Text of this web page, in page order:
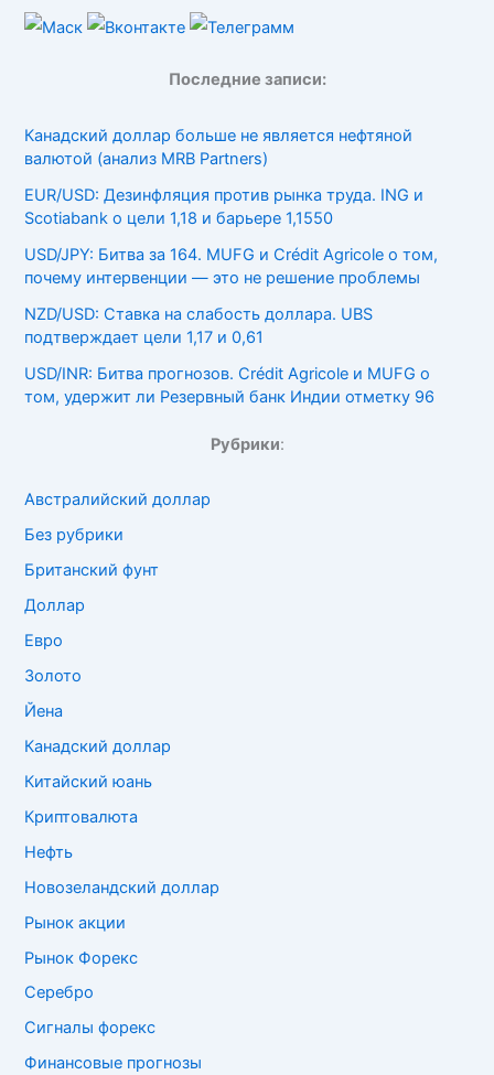
Последние записи:
Канадский доллар больше не является нефтяной
валютой (анализ MRB Partners)
EUR/USD: Дезинфляция против рынка труда. ING и
Scotiabank о цели 1,18 и барьере 1,1550
USD/JPY: Битва за 164. MUFG и Crédit Agricole о том,
почему интервенции — это не решение проблемы
NZD/USD: Ставка на слабость доллара. UBS
подтверждает цели 1,17 и 0,61
USD/INR: Битва прогнозов. Crédit Agricole и MUFG о
том, удержит ли Резервный банк Индии отметку 96
Рубрики:
Австралийский доллар
Без рубрики
Британский фунт
Доллар
Евро
Золото
Йена
Канадский доллар
Китайский юань
Криптовалюта
Нефть
Новозеландский доллар
Рынок акции
Рынок Форекс
Серебро
Сигналы форекс
Финансовые прогнозы